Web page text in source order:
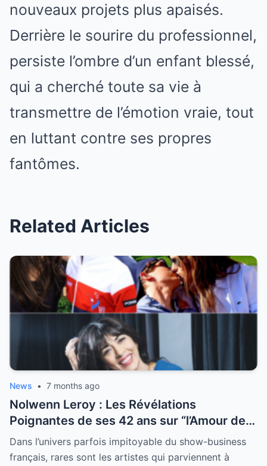
nouveaux projets plus apaisés.
Derrière le sourire du professionnel,
persiste l’ombre d’un enfant blessé,
qui a cherché toute sa vie à
transmettre de l’émotion vraie, tout
en luttant contre ses propres
fantômes.
Related Articles
News • 7 months ago
Nolwenn Leroy : Les Révélations
Poignantes de ses 42 ans sur “l’Amour de
sa Vie”
Dans l’univers parfois impitoyable du show-business
français, rares sont les artistes qui parviennent à